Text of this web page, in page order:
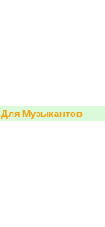
Для Музыкантов